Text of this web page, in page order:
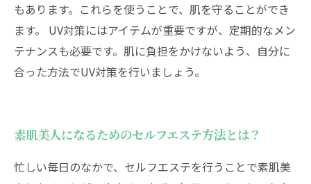
もあります。これらを使うことで、肌を守ることができ
ます。 UV対策にはアイテムが重要ですが、定期的なメン
テナンスも必要です。肌に負担をかけないよう、自分に
合った方法でUV対策を行いましょう。
素肌美人になるためのセルフエステ方法とは？
忙しい毎日のなかで、セルフエステを行うことで素肌美